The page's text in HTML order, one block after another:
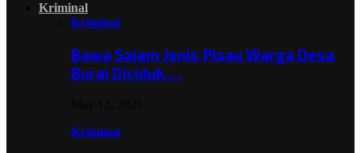
Kriminal
Kriminal
Bawa Sajam Jenis Pisau Warga Desa
Burai Diciduk,…
Kriminal